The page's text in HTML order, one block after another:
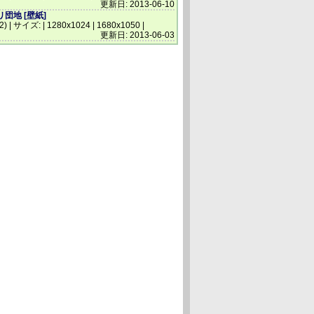
更新日: 2013-06-10
団地 [壁紙]
| サイズ: | 1280x1024 | 1680x1050 |
更新日: 2013-06-03